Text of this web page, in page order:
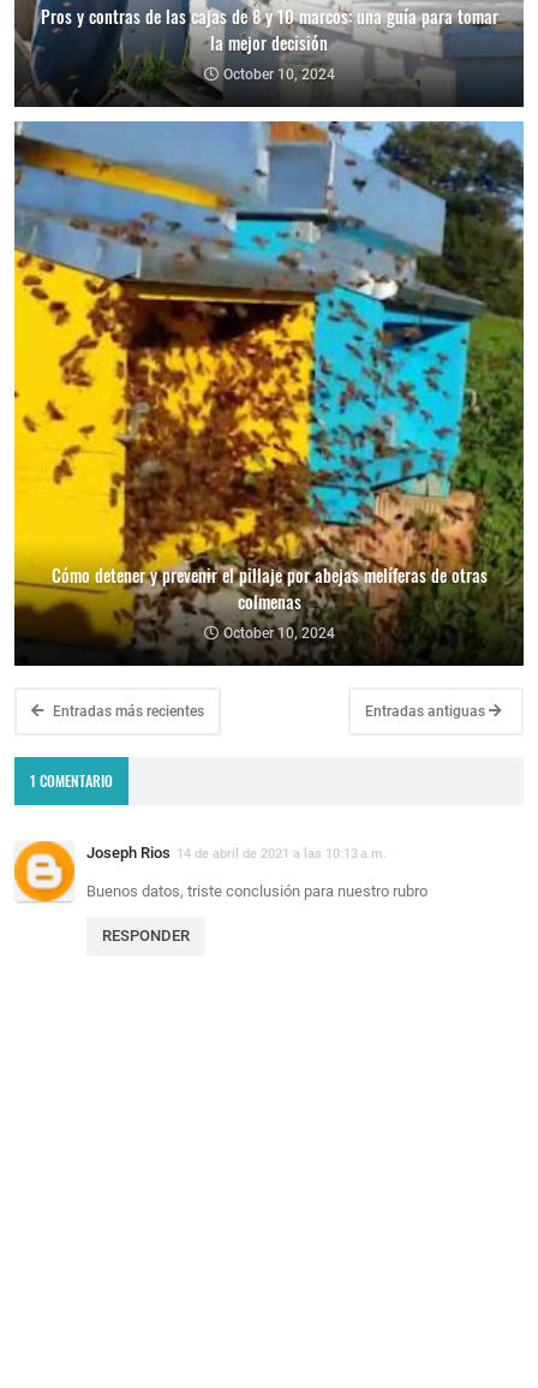
Pros y contras de las cajas de 8 y 10 marcos: una guía para tomar
la mejor decisión
October 10, 2024
Cómo detener y prevenir el pillaje por abejas melíferas de otras
colmenas
October 10, 2024
Entradas más recientes Entradas antiguas
1 COMENTARIO
Joseph Rios 14 de abril de 2021 a las 10:13 a.m.
Buenos datos, triste conclusión para nuestro rubro
RESPONDER